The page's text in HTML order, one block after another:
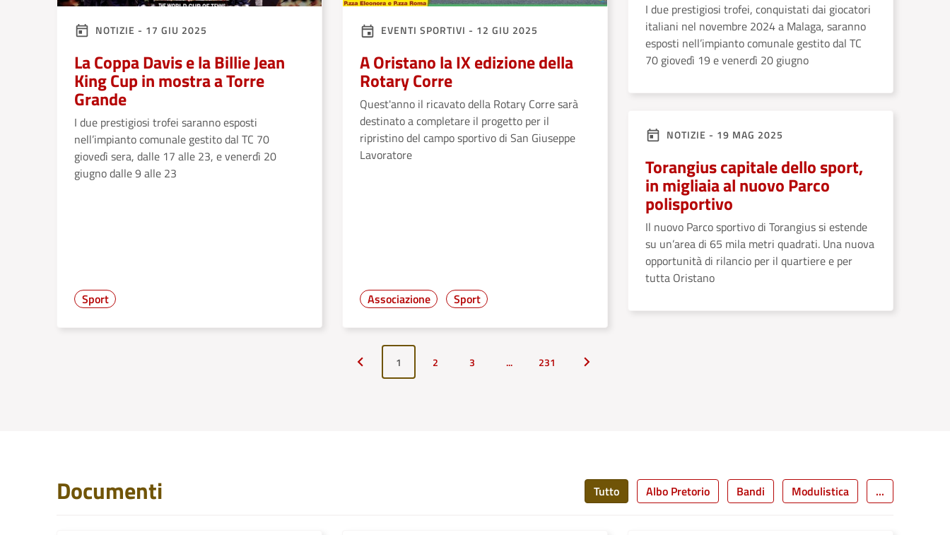
NOTIZIE - 17 GIU 2025
La Coppa Davis e la Billie Jean
King Cup in mostra a Torre
Grande
I due prestigiosi trofei saranno esposti
nell’impianto comunale gestito dal TC 70
giovedì sera, dalle 17 alle 23, e venerdì 20
giugno dalle 9 alle 23
Sport
EVENTI SPORTIVI - 12 GIU 2025
A Oristano la IX edizione della
Rotary Corre
Quest'anno il ricavato della Rotary Corre sarà
destinato a completare il progetto per il
ripristino del campo sportivo di San Giuseppe
Lavoratore
Associazione Sport
I due prestigiosi trofei, conquistati dai giocatori
italiani nel novembre 2024 a Malaga, saranno
esposti nell’impianto comunale gestito dal TC
70 giovedì 19 e venerdì 20 giugno
NOTIZIE - 19 MAG 2025
Torangius capitale dello sport,
in migliaia al nuovo Parco
polisportivo
Il nuovo Parco sportivo di Torangius si estende
su un’area di 65 mila metri quadrati. Una nuova
opportunità di rilancio per il quartiere e per
tutta Oristano
Pagina precedente
1 2 3 ... 231 Pagina successiva
Documenti Tutto Albo Pretorio Bandi Modulistica ...